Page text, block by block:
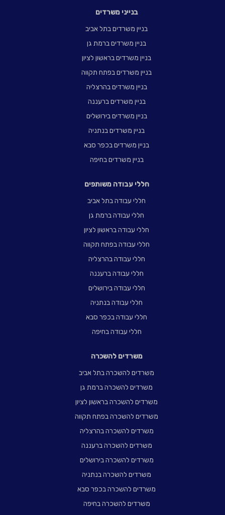
בנייני משרדים
בניין משרדים בתל אביב
בניין משרדים ברמת גן
בניין משרדים בראשון לציון
בניין משרדים בפתח תקווה
בניין משרדים בהרצליה
בניין משרדים ברעננה
בניין משרדים בירושלים
בניין משרדים בנתניה
בניין משרדים בכפר סבא
בניין משרדים בחיפה
חללי עבודה משותפים
חללי עבודה בתל אביב
חללי עבודה ברמת גן
חללי עבודה בראשון לציון
חללי עבודה בפתח תקווה
חללי עבודה בהרצליה
חללי עבודה ברעננה
חללי עבודה בירושלים
חללי עבודה בנתניה
חללי עבודה בכפר סבא
חללי עבודה בחיפה
משרדים להשכרה
משרדים להשכרה בתל אביב
משרדים להשכרה ברמת גן
משרדים להשכרה בראשון לציון
משרדים להשכרה בפתח תקווה
משרדים להשכרה בהרצליה
משרדים להשכרה ברעננה
משרדים להשכרה בירושלים
משרדים להשכרה בנתניה
משרדים להשכרה בכפר סבא
משרדים להשכרה בחיפה